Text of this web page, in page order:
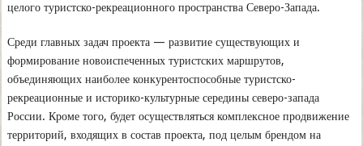
целого туристско-рекреационного пространства Северо-Запада.
Среди главных задач проекта — развитие существующих и
формирование новоиспеченных туристских маршрутов,
объединяющих наиболее конкурентоспособные туристско-
рекреационные и историко-культурные середины северо-запада
России. Кроме того, будет осуществляться комплексное продвижение
территорий, входящих в состав проекта, под целым брендом на